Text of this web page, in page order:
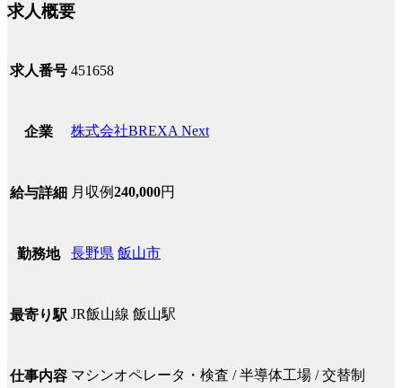
求人概要
求人番号 451658
企業 株式会社BREXA Next
給与詳細 月収例240,000円
勤務地 長野県 飯山市
最寄り駅 JR飯山線 飯山駅
仕事内容 マシンオペレータ・検査 / 半導体工場 / 交替制